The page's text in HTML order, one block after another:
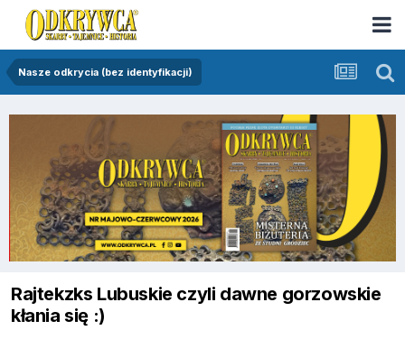
Nasze odkrycia (bez identyfikacji)
Rajtekzks Lubuskie czyli dawne gorzowskie
kłania się :)